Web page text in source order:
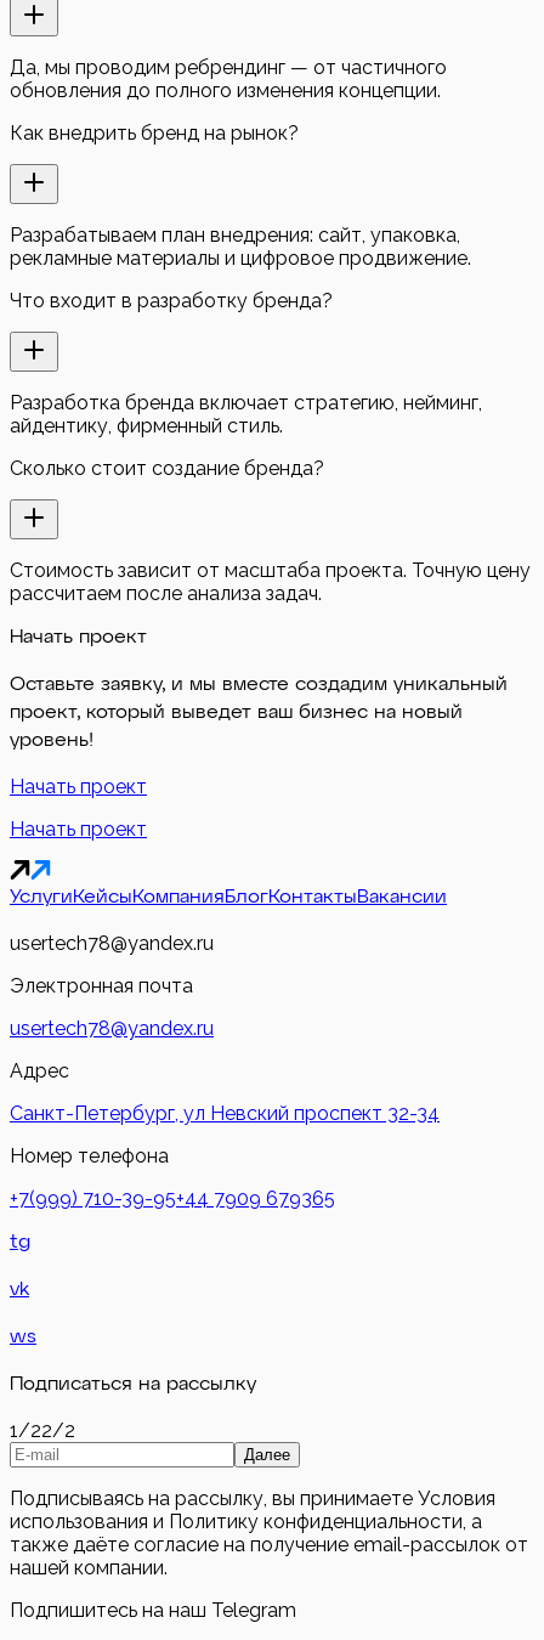
Да, мы проводим ребрендинг — от частичного
обновления до полного изменения концепции.
Как внедрить бренд на рынок?
Разрабатываем план внедрения: сайт, упаковка,
рекламные материалы и цифровое продвижение.
Что входит в разработку бренда?
Разработка бренда включает стратегию, нейминг,
айдентику, фирменный стиль.
Сколько стоит создание бренда?
Стоимость зависит от масштаба проекта. Точную цену
рассчитаем после анализа задач.
Начать проект
Оставьте заявку, и мы вместе создадим уникальный
проект, который выведет ваш бизнес на новый
уровень!
Начать проект
Начать проект
УслугиКейсыКомпанияБлогКонтактыВакансии
usertech78@yandex.ru
Электронная почта
usertech78@yandex.ru
Адрес
Санкт-Петербург, ул Невский проспект 32-34
Номер телефона
+7(999) 710-39-95+44 7909 679365
tg
vk
ws
Подписаться на рассылку
1/22/2
Далее
Подписываясь на рассылку, вы принимаете Условия
использования и Политику конфиденциальности, а
также даёте согласие на получение email-рассылок от
нашей компании.
Подпишитесь на наш Telegram